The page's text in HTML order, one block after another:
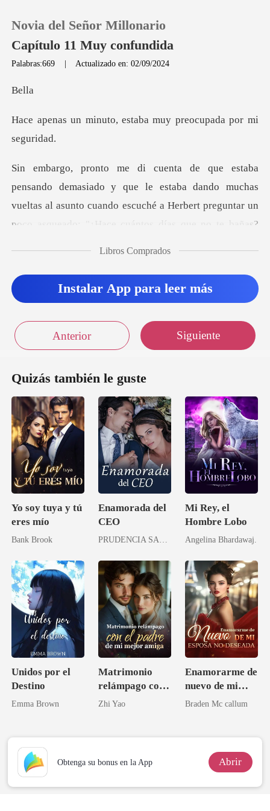
Recargar
Novia del Señor Millonario
Capítulo 11 Muy confundida
Palabras:669 | Actualizado en: 02/09/2024
e
o, estaba muy preocu
e le estaba dando muchas
vueltas al asunto cuando escuché a Herbert pr
ciendo la verdad pu
Libros Comprados
Instalar App para leer más
Anterior Siguiente
Quizás también le guste
Yo soy tuya y tú
eres mío
Bank Brook
Enamorada del
CEO
Mi Rey, el
Hombre Lobo
Angelina Bhardawaj.
Unidos por el
Destino
Emma Brown
Matrimonio
relámpago con
el padre de mi
Zhi Yao
Enamorarme de
nuevo de mi
esposa no
Braden Mc callum
Obtenga su bonus en la App Abrir